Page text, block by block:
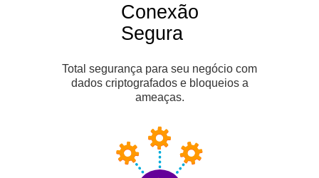
Conexão
Segura
Total segurança para seu negócio com
dados criptografados e bloqueios a
ameaças.